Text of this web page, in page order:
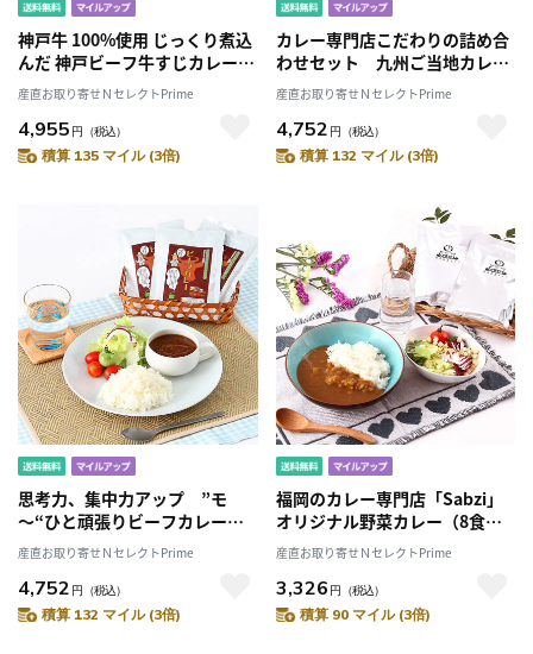
神戸牛 100%使用 じっくり煮込
んだ 神戸ビーフ牛すじカレー 4
食入〔200g×4〕
産直お取り寄せＮセレクトPrime
4,955 円 （税込）
積算 135 マイル (3倍)
カレー専門店こだわりの詰め合
わせセット 九州ご当地カレー
セット ［北海道・沖縄・離島
配送不可］
産直お取り寄せＮセレクトPrime
4,752 円 （税込）
積算 132 マイル (3倍)
思考力、集中力アップ ”モ
～“ひと頑張りビーフカレーセ
ット ［北海道・沖縄・離島 配
送不可］
産直お取り寄せＮセレクトPrime
4,752 円 （税込）
積算 132 マイル (3倍)
福岡のカレー専門店「Sabzi」
オリジナル野菜カレー（8食入
り） ［北海道・沖縄・離島 配
送不可］
産直お取り寄せＮセレクトPrime
3,326 円 （税込）
積算 90 マイル (3倍)